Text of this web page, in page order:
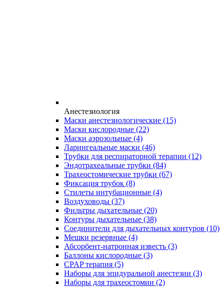
Анестезиология
Маски анестезиологические (15)
Маски кислородные (22)
Маски аэрозольные (4)
Ларингеальные маски (46)
Трубки для респираторной терапии (12)
Эндотрахеальные трубки (84)
Трахеостомические трубки (67)
Фиксация трубок (8)
Стилеты интубационные (4)
Воздуховоды (37)
Фильтры дыхательные (20)
Контуры дыхательные (38)
Соединители для дыхательных контуров (10)
Мешки резервные (4)
Абсорбент-натронная известь (3)
Баллоны кислородные (3)
CPAP терапия (5)
Наборы для эпидуральной анестезии (3)
Наборы для трахеостомии (2)